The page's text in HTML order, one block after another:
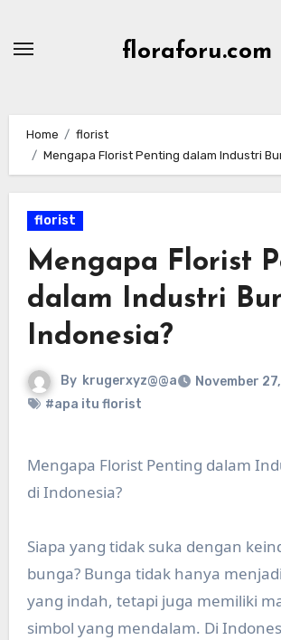
floraforu.com
Home
florist
Mengapa Florist Penting dalam Industri
florist
Mengapa Florist
dalam Industri
Indonesia?
By krugerxyz@@a
November
#apa itu florist
Mengapa Florist Penting dalam Industri Bunga
di Indonesia?
Siapa yang tidak suka dengan
bunga? Bunga tidak hanya
yang indah, tetapi juga memiliki
simbol yang mendalam. Di